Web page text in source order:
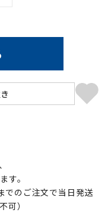
す。
でのご注文で当日発送
可）